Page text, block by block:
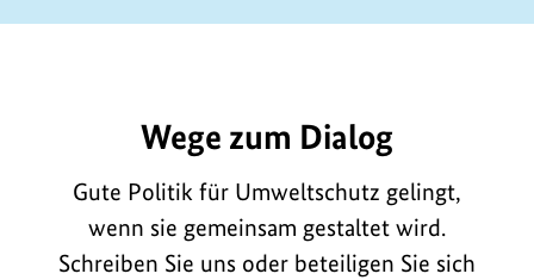
Wege zum Dialog
Gute Politik für Umweltschutz gelingt,
wenn sie gemeinsam gestaltet wird.
Schreiben Sie uns oder beteiligen Sie sich